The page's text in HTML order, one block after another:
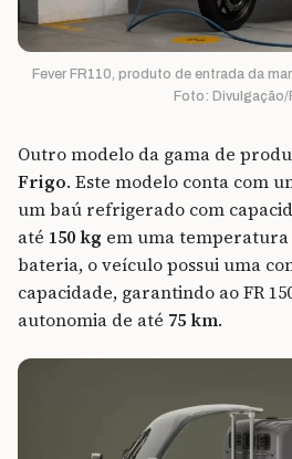
Fever FR110, produto de entrada da
Foto: Divulgação/
Outro modelo da gama de
Frigo. Este modelo conta com
um baú refrigerado com
até 150 kg em uma temperatura
bateria, o veículo possui uma
capacidade, garantindo ao FR
autonomia de até 75 km.